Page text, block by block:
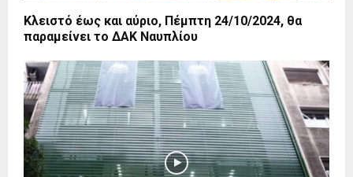
Κλειστό έως και αύριο, Πέμπτη 24/10/2024, θα
παραμείνει το ΔΑΚ Ναυπλίου